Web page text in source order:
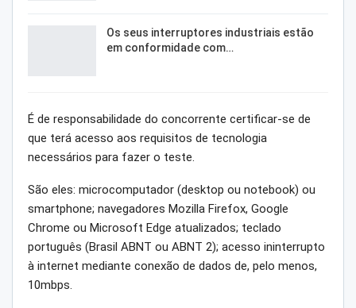
Os seus interruptores industriais estão
em conformidade com…
É de responsabilidade do concorrente certificar-se de
que terá acesso aos requisitos de tecnologia
necessários para fazer o teste.
São eles: microcomputador (desktop ou notebook) ou
smartphone; navegadores Mozilla Firefox, Google
Chrome ou Microsoft Edge atualizados; teclado
português (Brasil ABNT ou ABNT 2); acesso ininterrupto
à internet mediante conexão de dados de, pelo menos,
10mbps.